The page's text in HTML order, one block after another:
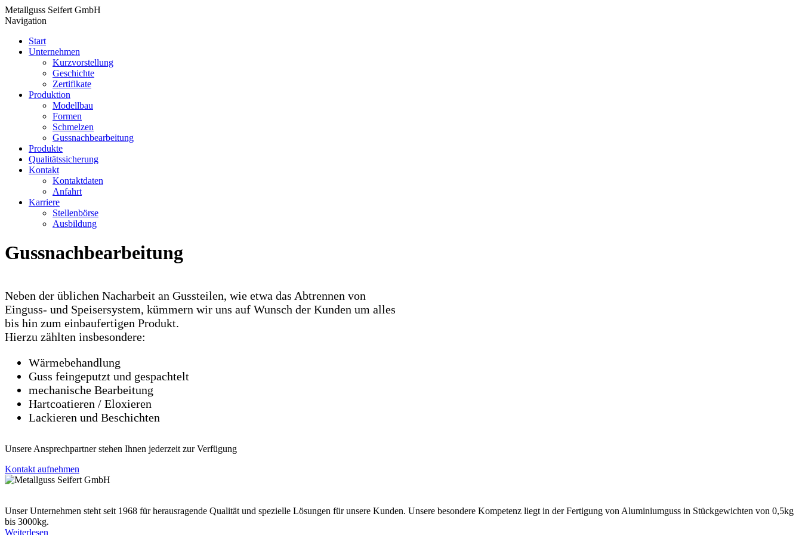
Metallguss Seifert GmbH
Navigation
Start
Unternehmen
Kurzvorstellung
Geschichte
Zertifikate
Produktion
Modellbau
Formen
Schmelzen
Gussnachbearbeitung
Produkte
Qualitätssicherung
Kontakt
Kontaktdaten
Anfahrt
Karriere
Stellenbörse
Ausbildung
Gussnachbearbeitung
Neben der üblichen Nacharbeit an Gussteilen, wie etwa das Abtrennen von
Einguss- und Speisersystem, kümmern wir uns auf Wunsch der Kunden um alles
bis hin zum einbaufertigen Produkt.
Hierzu zählten insbesondere:
Wärmebehandlung
Guss feingeputzt und gespachtelt
mechanische Bearbeitung
Hartcoatieren / Eloxieren
Lackieren und Beschichten
Unsere Ansprechpartner stehen Ihnen jederzeit zur Verfügung
Kontakt aufnehmen
Unser Unternehmen steht seit 1968 für herausragende Qualität und spezielle Lösungen für unsere Kunden. Unsere besondere Kompetenz liegt in der Fertigung von Aluminiumguss in Stückgewichten von 0,5kg
bis 3000kg.
Weiterlesen